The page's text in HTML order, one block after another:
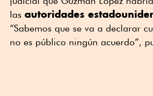
las autoridades
“Sabemos que se va a declarar
no es público ningún acuerdo”,